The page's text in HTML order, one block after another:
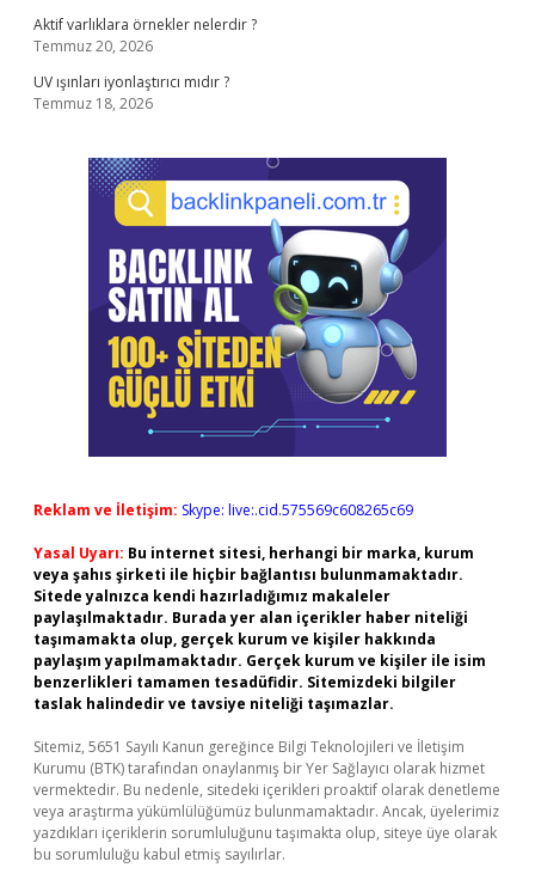
Aktif varlıklara örnekler nelerdir ?
Temmuz 20, 2026
UV ışınları iyonlaştırıcı mıdır ?
Temmuz 18, 2026
Reklam ve İletişim: Skype: live:.cid.575569c608265c69
Yasal Uyarı: Bu internet sitesi, herhangi bir marka, kurum
veya şahıs şirketi ile hiçbir bağlantısı bulunmamaktadır.
Sitede yalnızca kendi hazırladığımız makaleler
paylaşılmaktadır. Burada yer alan içerikler haber niteliği
taşımamakta olup, gerçek kurum ve kişiler hakkında
paylaşım yapılmamaktadır. Gerçek kurum ve kişiler ile isim
benzerlikleri tamamen tesadüfidir. Sitemizdeki bilgiler
taslak halindedir ve tavsiye niteliği taşımazlar.
Sitemiz, 5651 Sayılı Kanun gereğince Bilgi Teknolojileri ve İletişim
Kurumu (BTK) tarafından onaylanmış bir Yer Sağlayıcı olarak hizmet
vermektedir. Bu nedenle, sitedeki içerikleri proaktif olarak denetleme
veya araştırma yükümlülüğümüz bulunmamaktadır. Ancak, üyelerimiz
yazdıkları içeriklerin sorumluluğunu taşımakta olup, siteye üye olarak
bu sorumluluğu kabul etmiş sayılırlar.